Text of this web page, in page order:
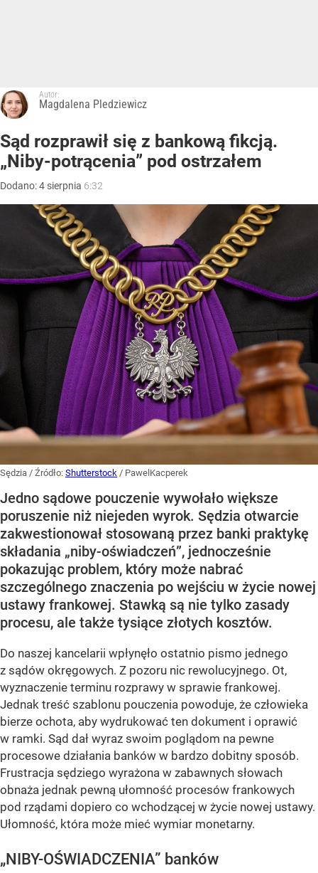
Autor:
Magdalena Pledziewicz
Sąd rozprawił się z bankową fikcją.
„Niby-potrącenia” pod ostrzałem
Dodano:4 sierpnia 6:32
Sędzia / Źródło: Shutterstock / PawelKacperek
Jedno sądowe pouczenie wywołało większe
poruszenie niż niejeden wyrok. Sędzia otwarcie
zakwestionował stosowaną przez banki praktykę
składania „niby-oświadczeń”, jednocześnie
pokazując problem, który może nabrać
szczególnego znaczenia po wejściu w życie nowej
ustawy frankowej. Stawką są nie tylko zasady
procesu, ale także tysiące złotych kosztów.
Do naszej kancelarii wpłynęło ostatnio pismo jednego
z sądów okręgowych. Z pozoru nic rewolucyjnego. Ot,
wyznaczenie terminu rozprawy w sprawie frankowej.
Jednak treść szablonu pouczenia powoduje, że człowieka
bierze ochota, aby wydrukować ten dokument i oprawić
w ramki. Sąd dał wyraz swoim poglądom na pewne
procesowe działania banków w bardzo dobitny sposób.
Frustracja sędziego wyrażona w zabawnych słowach
obnaża jednak pewną ułomność procesów frankowych
pod rządami dopiero co wchodzącej w życie nowej ustawy.
Ułomność, która może mieć wymiar monetarny.
„NIBY-OŚWIADCZENIA” banków